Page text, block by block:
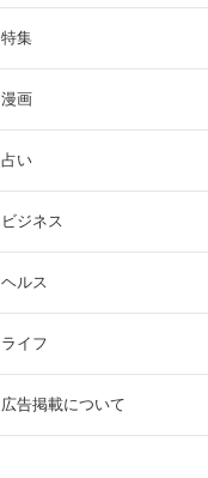
特集
漫画
占い
ビジネス
ヘルス
ライフ
広告掲載について